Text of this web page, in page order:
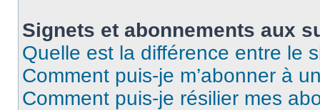
Signets et abonnements aux
Quelle est la différence entre le
Comment puis-je m’abonner à
Comment puis-je résilier mes